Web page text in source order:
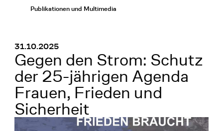
Publikationen und Multimedia
31.10.2025
:
Gegen den Strom: Schutz
der 25-jährigen Agenda
Frauen, Frieden und
Sicherheit